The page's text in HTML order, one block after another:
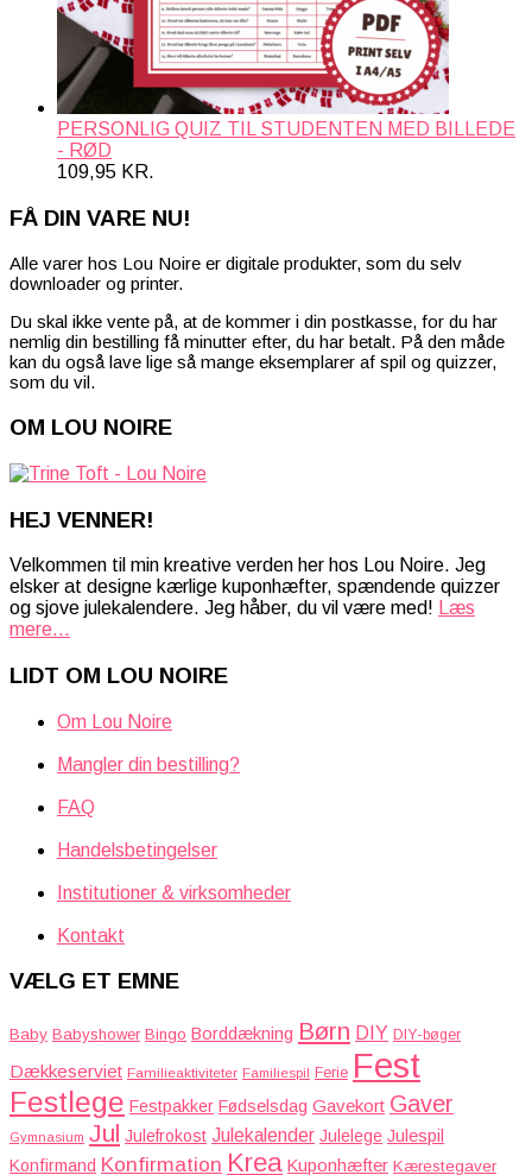
PERSONLIG QUIZ TIL STUDENTEN MED BILLEDE
- RØD
109,95 KR.
FÅ DIN VARE NU!
Alle varer hos Lou Noire er digitale produkter, som du selv
downloader og printer.
Du skal ikke vente på, at de kommer i din postkasse, for du har
nemlig din bestilling få minutter efter, du har betalt. På den måde
kan du også lave lige så mange eksemplarer af spil og quizzer,
som du vil.
OM LOU NOIRE
HEJ VENNER!
Velkommen til min kreative verden her hos Lou Noire. Jeg
elsker at designe kærlige kuponhæfter, spændende quizzer
og sjove julekalendere. Jeg håber, du vil være med!
Læs
mere...
LIDT OM LOU NOIRE
Om Lou Noire
Mangler din bestilling?
FAQ
Handelsbetingelser
Institutioner & virksomheder
Kontakt
VÆLG ET EMNE
Baby Babyshower Bingo Borddækning Børn DIY DIY-bøger
Dækkeserviet Familieaktiviteter Familiespil Ferie Fest
Festlege Festpakker Fødselsdag Gavekort Gaver
Gymnasium Jul Julefrokost Julekalender Julelege Julespil
Konfirmand Konfirmation Krea Kuponhæfter Kærestegaver